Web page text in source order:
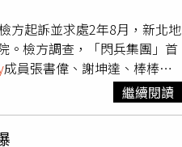
，並不代表蘇伊士運河立即
目前幾乎沒有油輪通過波斯灣
條水道。戰爭爆發後，沙烏
以來，胡塞武裝持續發出威
石油及其他貨物改由紅海北
（Gulf of Aden）南下的航
Sidi Kerir）的蘇邁德輸油
志明，先面交5萬再匯款10
，損害在結果上未直接發生。
交保後第一時間便發文致
半小時結束，修杰楷在法院
機都是他的舊手機，隨後雙
方起訴並求處2年8月，新北地
。檢方調查，「閃兵集團」首
成員張書偉、謝坤達、棒棒堂
東窗事發，修杰楷等人在
壓試圖逃兵，但因未達免役標
期徒刑。新北地院29日召開準
繼續閱讀